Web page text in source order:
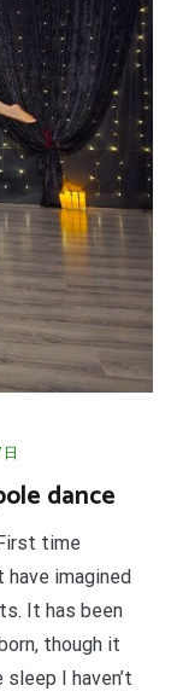
dance
have imagined
It has been
though it
I haven’t